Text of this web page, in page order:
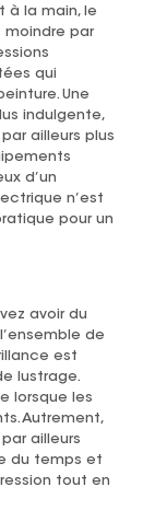
à la main, le
moindre par
qui
Une
indulgente,
ailleurs plus
d’un
n’est
pour un
avoir du
de
est
lustrage.
lorsque les
Autrement,
ailleurs
du temps et
tout en